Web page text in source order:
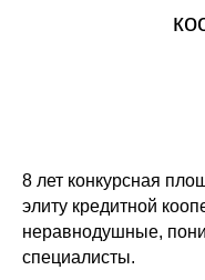
8 лет конкурсная
элиту кредитной
неравнодушные,
специалисты.